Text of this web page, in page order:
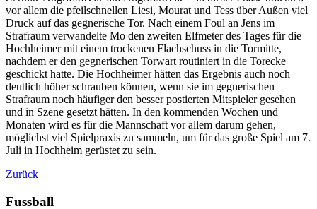
vor allem die pfeilschnellen Liesi, Mourat und Tess über Außen viel
Druck auf das gegnerische Tor. Nach einem Foul an Jens im
Strafraum verwandelte Mo den zweiten Elfmeter des Tages für die
Hochheimer mit einem trockenen Flachschuss in die Tormitte,
nachdem er den gegnerischen Torwart routiniert in die Torecke
geschickt hatte. Die Hochheimer hätten das Ergebnis auch noch
deutlich höher schrauben können, wenn sie im gegnerischen
Strafraum noch häufiger den besser postierten Mitspieler gesehen
und in Szene gesetzt hätten. In den kommenden Wochen und
Monaten wird es für die Mannschaft vor allem darum gehen,
möglichst viel Spielpraxis zu sammeln, um für das große Spiel am 7.
Juli in Hochheim gerüstet zu sein.
Zurück
Fussball